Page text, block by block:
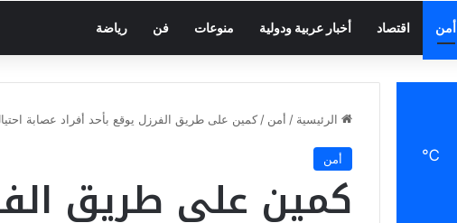
أمن اقتصاد أخبار عربية ودولية منوعات فن رياضة
الرئيسية / أمن / كمين على طريق الفرزل يوقع بأحد أفراد عصابة
أمن
كمين على طريق
℃